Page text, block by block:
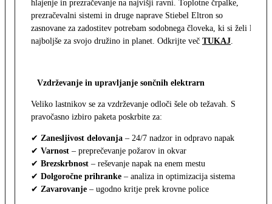
hlajenje in prezračevanje na najvišji ravni. Toplotne črpalke,
prezračevalni sistemi in druge naprave Stiebel Eltron so
zasnovane za zadostitev potrebam sodobnega človeka, ki si želi le
najboljše za svojo družino in planet. Odkrijte več TUKAJ.
Vzdrževanje in upravljanje sončnih elektrarn
Veliko lastnikov se za vzdrževanje odloči šele ob težavah. S
pravočasno izbiro paketa poskrbite za:
✔ Zanesljivost delovanja – 24/7 nadzor in odpravo napak
✔ Varnost – preprečevanje požarov in okvar
✔ Brezskrbnost – reševanje napak na enem mestu
✔ Dolgoročne prihranke – analiza in optimizacija sistema
✔ Zavarovanje – ugodno kritje prek krovne police